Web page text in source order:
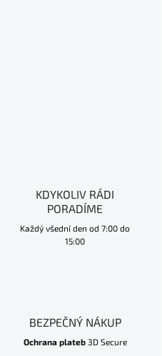
KDYKOLIV RÁDI
PORADÍME
Každý všední den od 7:00 do
15:00
BEZPEČNÝ NÁKUP
Ochrana plateb3D Secure